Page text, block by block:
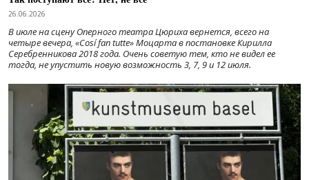
26.06.2026
В июле на сцену Оперного театра Цюриха вернется, всего на
четыре вечера, «Cosí fan tutte» Моцарта в постановке Кирилла
Серебренникова 2018 года. Очень советую тем, кто не видел ее
тогда, не упустить новую возможность 3, 7, 9 и 12 июля.